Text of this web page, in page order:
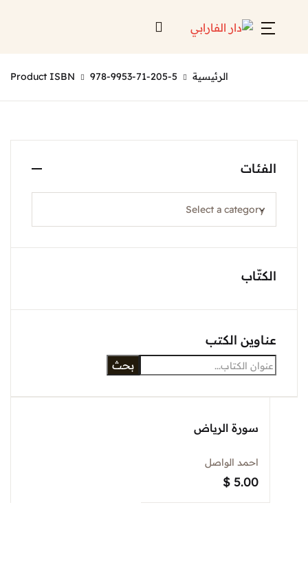
الرئيسية Product ISBN 978-9953-71-205-5
سورة الرياض
احمد الواصل
$ 5.00
الفئات
الكتّاب
عناوين الكتب
بحث